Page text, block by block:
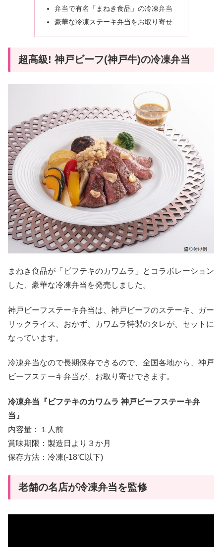
弁当で有名「まねき食品」の冷凍弁当
豪華な冷凍ステーキ弁当をお取り寄せ
超高級! 神戸ビーフ(神戸牛)の冷凍弁当
まねき食品が「ビフテキのカワムラ」とコラボレーション
した、豪華な冷凍弁当を発売しました。
神戸ビーフステーキ弁当は、神戸ビーフのステーキ、ガー
リックライス、おかず、カワムラ特製のタレが、セットに
なっています。
冷凍弁当なので長期保存できるので、全国各地から、神戸
ビーフステーキ弁当が、お取り寄せできます。
冷凍弁当『ビフテキのカワムラ 神戸ビーフステーキ弁
当』
内容量：１人前
賞味期限：製造日より３か月
保存方法：冷凍(-18℃以下)
老舗の名店が冷凍弁当を監修